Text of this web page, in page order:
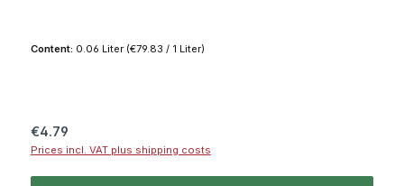
Content: 0.06 Liter (€79.83 / 1 Liter)
Regular price:
€4.79
Prices incl. VAT plus shipping costs